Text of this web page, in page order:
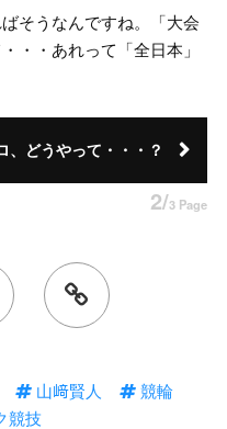
そうなんですね。「大会
・・あれって「全日本」
、どうやって・・・？
2/3 Page
山﨑賢人
競輪
競技